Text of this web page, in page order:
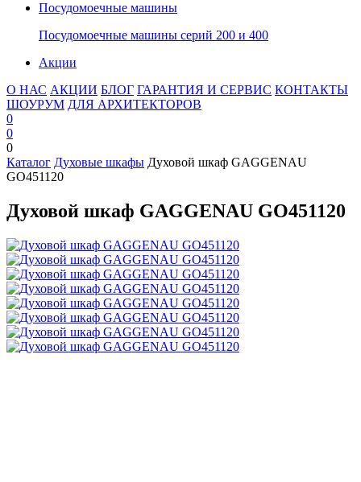
Посудомоечные машины
Посудомоечные машины серий 200 и 400
Акции
О НАС АКЦИИ БЛОГ ГАРАНТИЯ И СЕРВИС КОНТАКТЫ
ШОУРУМ ДЛЯ АРХИТЕКТОРОВ
0
0
0
Каталог Духовые шкафы Духовой шкаф GAGGENAU
GO451120
Духовой шкаф GAGGENAU GO451120